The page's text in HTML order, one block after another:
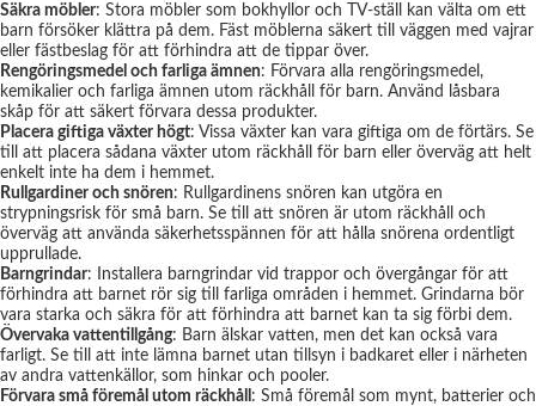
Säkra möbler: Stora möbler som bokhyllor och TV-ställ kan välta om ett
barn försöker klättra på dem. Fäst möblerna säkert till väggen med vajrar
eller fästbeslag för att förhindra att de tippar över.
Rengöringsmedel och farliga ämnen: Förvara alla rengöringsmedel,
kemikalier och farliga ämnen utom räckhåll för barn. Använd låsbara
skåp för att säkert förvara dessa produkter.
Placera giftiga växter högt: Vissa växter kan vara giftiga om de förtärs. Se
till att placera sådana växter utom räckhåll för barn eller överväg att helt
enkelt inte ha dem i hemmet.
Rullgardiner och snören: Rullgardinens snören kan utgöra en
strypningsrisk för små barn. Se till att snören är utom räckhåll och
överväg att använda säkerhetsspännen för att hålla snörena ordentligt
upprullade.
Barngrindar: Installera barngrindar vid trappor och övergångar för att
förhindra att barnet rör sig till farliga områden i hemmet. Grindarna bör
vara starka och säkra för att förhindra att barnet kan ta sig förbi dem.
Övervaka vattentillgång: Barn älskar vatten, men det kan också vara
farligt. Se till att inte lämna barnet utan tillsyn i badkaret eller i närheten
av andra vattenkällor, som hinkar och pooler.
Förvara små föremål utom räckhåll : Små föremål som mynt, batterier och